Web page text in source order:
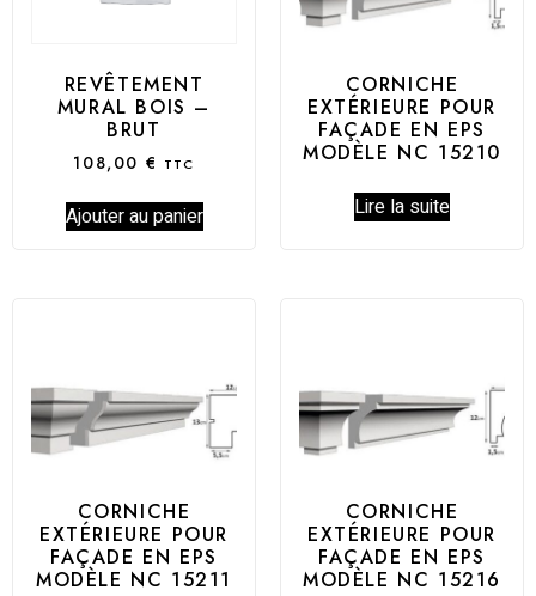
REVÊTEMENT
MURAL BOIS –
BRUT
108,00 € TTC
Ajouter au panier
CORNICHE
EXTÉRIEURE POUR
FAÇADE EN EPS
MODÈLE NC 15210
Lire la suite
CORNICHE
EXTÉRIEURE POUR
FAÇADE EN EPS
MODÈLE NC 15211
CORNICHE
EXTÉRIEURE POUR
FAÇADE EN EPS
MODÈLE NC 15216